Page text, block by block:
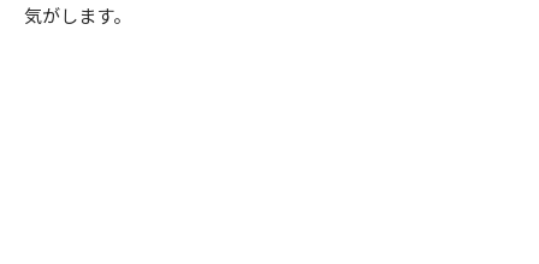
気がします。